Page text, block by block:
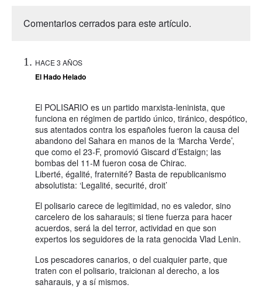
Comentarios cerrados para este artículo.
HACE 3 AÑOS
El Hado Helado
El POLISARIO es un partido marxista-leninista, que
funciona en régimen de partido único, tiránico, despótico,
sus atentados contra los españoles fueron la causa del
abandono del Sahara en manos de la ‘Marcha Verde’,
que como el 23-F, promovió Giscard d’Estaign; las
bombas del 11-M fueron cosa de Chirac.
Liberté, égalité, fraternité? Basta de republicanismo
absolutista: ‘Legalité, securité, droit’
El polisario carece de legitimidad, no es valedor, sino
carcelero de los saharauis; si tiene fuerza para hacer
acuerdos, será la del terror, actividad en que son
expertos los seguidores de la rata genocida Vlad Lenin.
Los pescadores canarios, o del cualquier parte, que
traten con el polisario, traicionan al derecho, a los
saharauis, y a sí mismos.